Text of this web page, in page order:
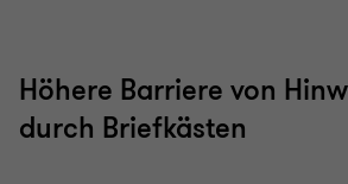
Höhere Barriere von
durch Briefkästen